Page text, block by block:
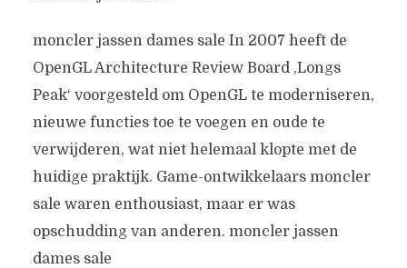
moncler jassen dames sale In 2007 heeft de
OpenGL Architecture Review Board ‚Longs
Peak‘ voorgesteld om OpenGL te moderniseren,
nieuwe functies toe te voegen en oude te
verwijderen, wat niet helemaal klopte met de
huidige praktijk. Game-ontwikkelaars moncler
sale waren enthousiast, maar er was
opschudding van anderen. moncler jassen
dames sale